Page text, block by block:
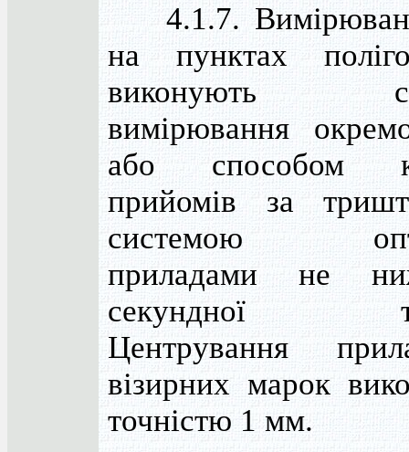
4.1.7.
на пунктах
виконують
вимірювання
або способом
прийомів за
системою
приладами не
секундної
Центрування
візирних марок
точністю 1 мм.